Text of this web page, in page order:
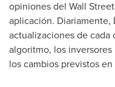
opiniones del Wall
aplicación. Diariamente,
actualizaciones de cada
algoritmo, los
los cambios previstos en